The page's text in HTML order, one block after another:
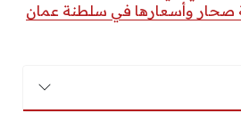
وأسعارها في سلطنة عمان